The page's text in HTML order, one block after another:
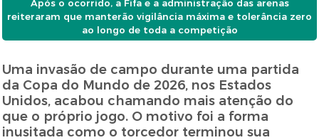
Após o ocorrido, a Fifa e a administração das arenas
reiteraram que manterão vigilância máxima e tolerância zero
ao longo de toda a competição
Uma invasão de campo durante uma partida
da Copa do Mundo de 2026, nos Estados
Unidos, acabou chamando mais atenção do
que o próprio jogo. O motivo foi a forma
inusitada como o torcedor terminou sua